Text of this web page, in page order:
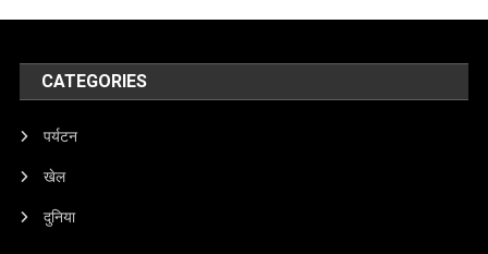
CATEGORIES
पर्यटन
खेल
दुनिया